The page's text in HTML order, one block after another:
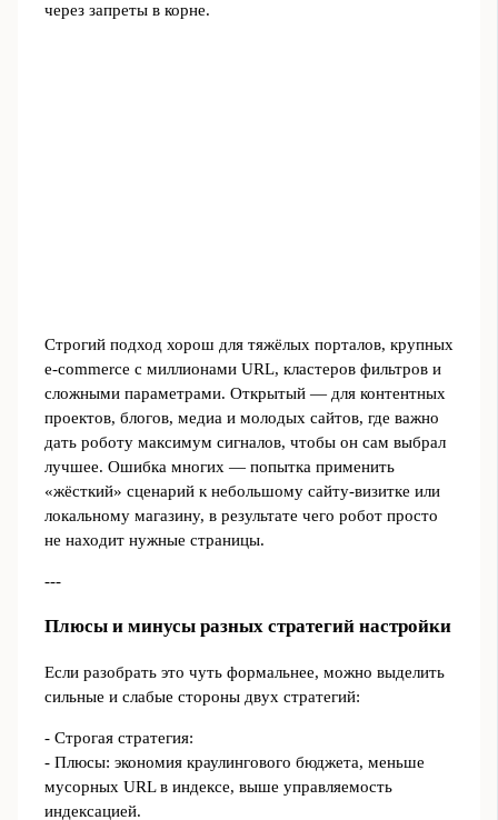
через запреты в корне.
Строгий подход хорош для тяжёлых порталов, крупных
e‑commerce с миллионами URL, кластеров фильтров и
сложными параметрами. Открытый — для контентных
проектов, блогов, медиа и молодых сайтов, где важно
дать роботу максимум сигналов, чтобы он сам выбрал
лучшее. Ошибка многих — попытка применить
«жёсткий» сценарий к небольшому сайту-визитке или
локальному магазину, в результате чего робот просто
не находит нужные страницы.
---
Плюсы и минусы разных стратегий настройки
Если разобрать это чуть формальнее, можно выделить
сильные и слабые стороны двух стратегий:
- Строгая стратегия:
- Плюсы: экономия краулингового бюджета, меньше
мусорных URL в индексе, выше управляемость
индексацией.